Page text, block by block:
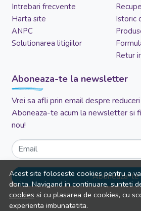
Acest site foloseste cookies pentru a
dorita. Navigand in continuare, sunteti
cookies si cu plasarea de cookies, cu
experienta imbunatatita.
Intrebari frecvente
Harta site
ANPC
Solutionarea litigiilor
Istoric
Retur
Aboneaza-te la newsletter
Vrei sa afli prin email despre
Aboneaza-te acum la newsletter si
nou!
Email
Aboneaza-te